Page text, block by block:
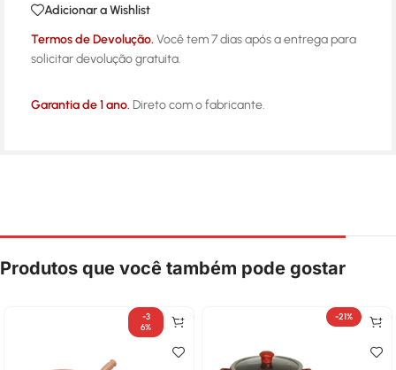
Adicionar a Wishlist
Termos de Devolução. Você tem 7 dias após a entrega para
solicitar devolução gratuita.
Garantia de 1 ano. Direto com o fabricante.
Produtos que você também pode gostar
-3
6%
-21%